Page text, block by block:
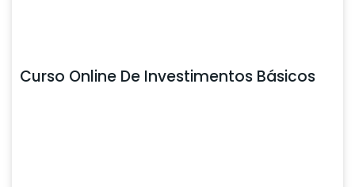
Curso Online De Investimentos Básicos